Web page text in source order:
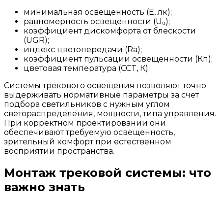
минимальная освещенность (E, лк);
равномерность освещенности (U₀);
коэффициент дискомфорта от блескости
(UGR);
индекс цветопередачи (Ra);
коэффициент пульсации освещенности (Кп);
цветовая температура (CCT, К).
Системы трекового освещения позволяют точно
выдерживать нормативные параметры за счет
подбора светильников с нужным углом
светораспределения, мощности, типа управления.
При корректном проектировании они
обеспечивают требуемую освещенность,
зрительный комфорт при естественном
восприятии пространства.
Монтаж трековой системы: что
важно знать